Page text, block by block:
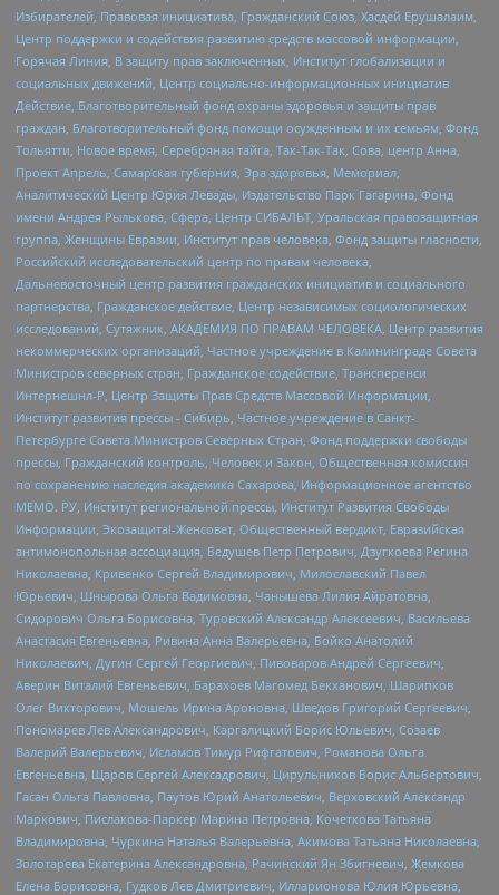
Избирателей, Правовая инициатива, Гражданский Союз, Хасдей Ерушалаим,
Центр поддержки и содействия развитию средств массовой информации,
Горячая Линия, В защиту прав заключенных, Институт глобализации и
социальных движений, Центр социально-информационных инициатив
Действие, Благотворительный фонд охраны здоровья и защиты прав
граждан, Благотворительный фонд помощи осужденным и их семьям, Фонд
Тольятти, Новое время, Серебряная тайга, Так-Так-Так, Сова, центр Анна,
Проект Апрель, Самарская губерния, Эра здоровья, Мемориал,
Аналитический Центр Юрия Левады, Издательство Парк Гагарина, Фонд
имени Андрея Рылькова, Сфера, Центр СИБАЛЬТ, Уральская правозащитная
группа, Женщины Евразии, Институт прав человека, Фонд защиты гласности,
Российский исследовательский центр по правам человека,
Дальневосточный центр развития гражданских инициатив и социального
партнерства, Гражданское действие, Центр независимых социологических
исследований, Сутяжник, АКАДЕМИЯ ПО ПРАВАМ ЧЕЛОВЕКА, Центр развития
некоммерческих организаций, Частное учреждение в Калининграде Совета
Министров северных стран, Гражданское содействие, Трансперенси
Интернешнл-Р, Центр Защиты Прав Средств Массовой Информации,
Институт развития прессы - Сибирь, Частное учреждение в Санкт-
Петербурге Совета Министров Северных Стран, Фонд поддержки свободы
прессы, Гражданский контроль, Человек и Закон, Общественная комиссия
по сохранению наследия академика Сахарова, Информационное агентство
МЕМО. РУ, Институт региональной прессы, Институт Развития Свободы
Информации, Экозащита!-Женсовет, Общественный вердикт, Евразийская
антимонопольная ассоциация, Бедушев Петр Петрович, Дзугкоева Регина
Николаевна, Кривенко Сергей Владимирович, Милославский Павел
Юрьевич, Шнырова Ольга Вадимовна, Чанышева Лилия Айратовна,
Сидорович Ольга Борисовна, Туровский Александр Алексеевич, Васильева
Анастасия Евгеньевна, Ривина Анна Валерьевна, Бойко Анатолий
Николаевич, Дугин Сергей Георгиевич, Пивоваров Андрей Сергеевич,
Аверин Виталий Евгеньевич, Барахоев Магомед Бекханович, Шарипков
Олег Викторович, Мошель Ирина Ароновна, Шведов Григорий Сергеевич,
Пономарев Лев Александрович, Каргалицкий Борис Юльевич, Созаев
Валерий Валерьевич, Исламов Тимур Рифгатович, Романова Ольга
Евгеньевна, Щаров Сергей Алексадрович, Цирульников Борис Альбертович,
Гасан Ольга Павловна, Паутов Юрий Анатольевич, Верховский Александр
Маркович, Пислакова-Паркер Марина Петровна, Кочеткова Татьяна
Владимировна, Чуркина Наталья Валерьевна, Акимова Татьяна Николаевна,
Золотарева Екатерина Александровна, Рачинский Ян Збигневич, Жемкова
Елена Борисовна, Гудков Лев Дмитриевич, Илларионова Юлия Юрьевна,